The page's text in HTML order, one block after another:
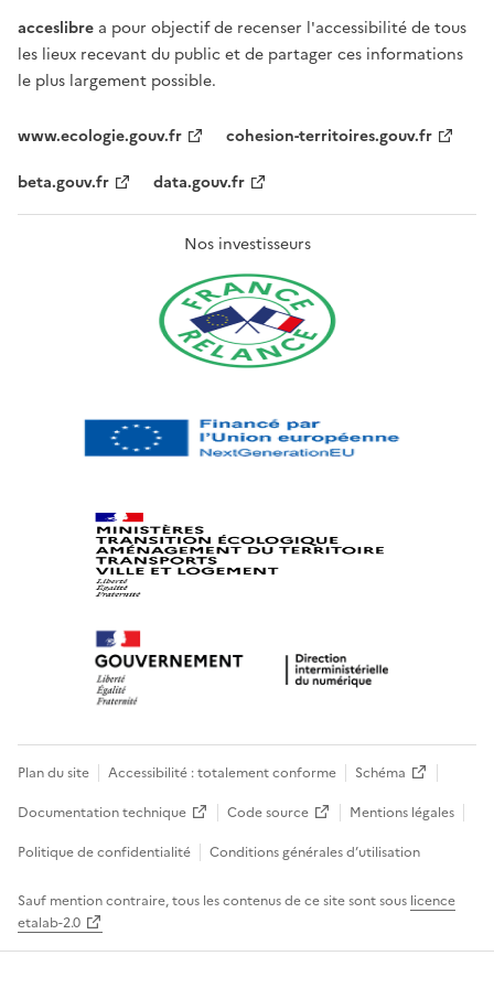
acceslibre a pour objectif de recenser l'accessibilité de tous
les lieux recevant du public et de partager ces informations
le plus largement possible.
www.ecologie.gouv.fr
cohesion-territoires.gouv.fr
beta.gouv.fr
data.gouv.fr
Nos investisseurs
Plan du site Accessibilité : totalement conforme
Schéma
Documentation technique
Code source
Mentions légales
Politique de confidentialité
Conditions générales d’utilisation
Sauf mention contraire, tous les contenus de ce site sont sous licence
etalab-2.0